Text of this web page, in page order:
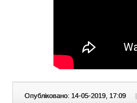
Опубліковано: 14-05-2019, 17:09 |